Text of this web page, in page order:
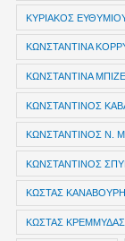
ΚΥΡΙΑΚΟΣ
ΚΩΝΣΤΑΝΤΙΝΑ
ΚΩΝΣΤΑΝΤΙΝΑ ΜΠΙΖΕ
ΚΩΝΣΤΑΝΤΙΝΟΣ
ΚΩΝΣΤΑΝΤΙΝΟΣ Ν.
ΚΩΝΣΤΑΝΤΙΝΟΣ
ΚΩΣΤΑΣ
ΚΩΣΤΑΣ ΚΡΕΜΜΥΔΑΣ